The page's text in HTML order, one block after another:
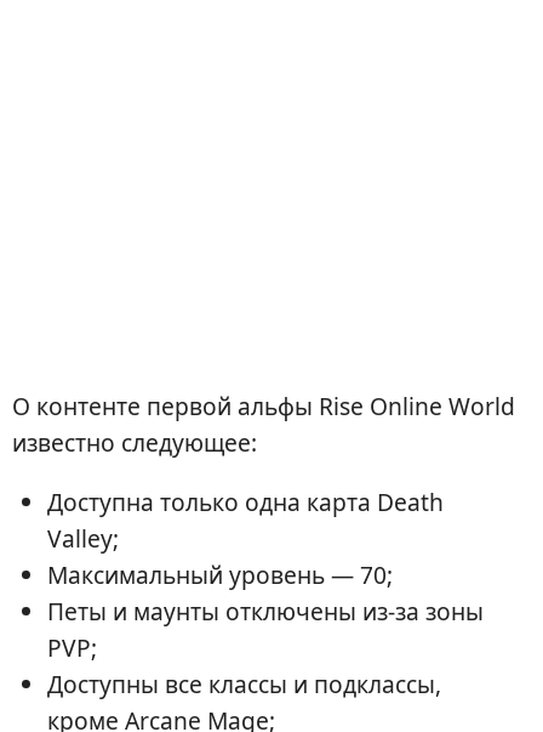
О контенте первой альфы Rise Online World
известно следующее:
Доступна только одна карта Death
Valley;
Максимальный уровень — 70;
Петы и маунты отключены из-за зоны
PVP;
Доступны все классы и подклассы,
кроме Arcane Mage;